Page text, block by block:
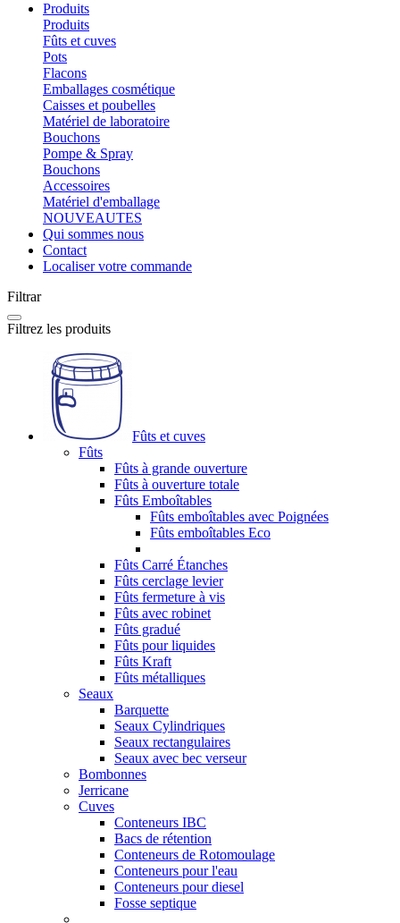
Produits
Produits
Fûts et cuves
Pots
Flacons
Emballages cosmétique
Caisses et poubelles
Matériel de laboratoire
Bouchons
Pompe & Spray
Bouchons
Accessoires
Matériel d'emballage
NOUVEAUTES
Qui sommes nous
Contact
Localiser votre commande
Filtrar
Filtrez les produits
Fûts et cuves
Fûts
Fûts à grande ouverture
Fûts à ouverture totale
Fûts Emboîtables
Fûts emboîtables avec Poignées
Fûts emboîtables Eco
Fûts Carré Étanches
Fûts cerclage levier
Fûts fermeture à vis
Fûts avec robinet
Fûts gradué
Fûts pour liquides
Fûts Kraft
Fûts métalliques
Seaux
Barquette
Seaux Cylindriques
Seaux rectangulaires
Seaux avec bec verseur
Bombonnes
Jerricane
Cuves
Conteneurs IBC
Bacs de rétention
Conteneurs de Rotomoulage
Conteneurs pour l'eau
Conteneurs pour diesel
Fosse septique